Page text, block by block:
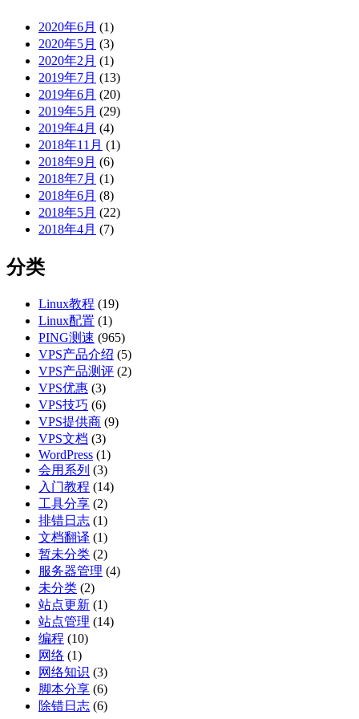
2020年6月 (1)
2020年5月 (3)
2020年2月 (1)
2019年7月 (13)
2019年6月 (20)
2019年5月 (29)
2019年4月 (4)
2018年11月 (1)
2018年9月 (6)
2018年7月 (1)
2018年6月 (8)
2018年5月 (22)
2018年4月 (7)
分类
Linux教程 (19)
Linux配置 (1)
PING测速 (965)
VPS产品介绍 (5)
VPS产品测评 (2)
VPS优惠 (3)
VPS技巧 (6)
VPS提供商 (9)
VPS文档 (3)
WordPress (1)
会用系列 (3)
入门教程 (14)
工具分享 (2)
排错日志 (1)
文档翻译 (1)
暂未分类 (2)
服务器管理 (4)
未分类 (2)
站点更新 (1)
站点管理 (14)
编程 (10)
网络 (1)
网络知识 (3)
脚本分享 (6)
除错日志 (6)